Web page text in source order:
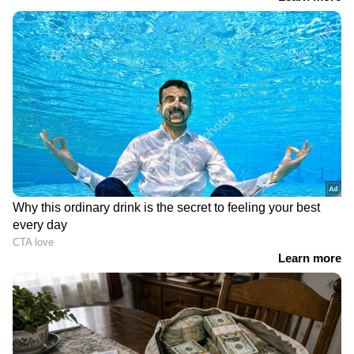
അടുക്കളയിലെ അശ്രദ്ധ,
യുവതിയുടെ കയ്യിലെ
മുഴയിൽ നിന്നും
പുറത്തെടുത്തത് 10
സെന്‍റീമീറ്റർ നീളമുള്ള രണ്ട്
വിരകളെ!
എഐ കണ്ടെത്തിയത്
ഗുരുതര ക്യാൻസർ,
ഒടുവിൽ ഡോക്ടറെ
കണ്ടപ്പോൾ അങ്ങനൊരു
രോഗമേയില്ല!
മുന്നറിയിപ്പുമായി
ഡോക്ടർമാർ
വ്യോമസേനാ
നടത്തി, പിന്നാലെ
ബലാത്സംഗവും;
മതപുരോഹിതനടക്കം
മൂന്ന് പേർ അറസ്റ്റിൽ
പിന്നാലെ കാമുകി മരിച്ചു,
ഒളിപ്പിക്കാൻ കൊണ്ട്
പോകവെ കാൽ
വെളിയിലായി; പിന്നാലെ
പിടിക്കപ്പെട്ടു